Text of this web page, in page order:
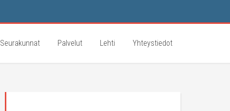
Seurakunnat Palvelut Lehti Yhteystiedot